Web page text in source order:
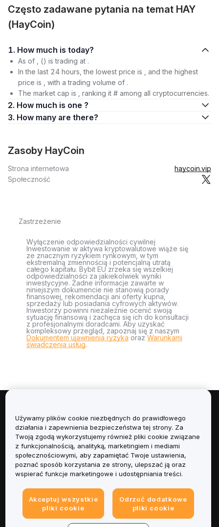
Często zadawane pytania na temat HAY
(HayCoin)
1. How much is today?
As of , () is trading at .
In the last 24 hours, the lowest price is , and the highest
price is , with a trading volume of .
The market cap is , ranking it # among all cryptocurrencies.
2. How much is one ?
3. How many are there?
Zasoby HayCoin
Strona internetowa
haycoin.vip
Społeczność
Zastrzeżenie
Wyłączenie odpowiedzialności cywilnej
Inwestowanie w aktywa kryptowalutowe wiąże się
ze znacznym ryzykiem rynkowym, w tym
ekstremalną zmiennością i potencjalną utratą
całego kapitału. Bybit EU zrzeka się wszelkiej
odpowiedzialności za jakiekolwiek wyniki
inwestycyjne. Żadne informacje zawarte w
niniejszym dokumencie nie stanowią porady
finansowej, rekomendacji ani oferty kupna,
sprzedaży lub posiadania cyfrowych aktywów.
Inwestorzy powinni niezależnie ocenić swoją
sytuację finansową i zachęca się ich do konsultacji
z profesjonalnymi doradcami. Aby uzyskać
kompleksowy przegląd, zapoznaj się z naszym
Dokumentem ujawnienia ryzyka orazWarunkami
świadczenia usług.
Informacje
Usługi
Obsługa Klienta
Informacje prawne
Używamy plików cookie niezbędnych do prawidłowego
działania i zapewnienia bezpieczeństwa tej strony. Za
Twoją zgodą wykorzystujemy również pliki cookie związane
z funkcjonalnością, analityką, marketingiem i mediami
społecznościowymi, aby zapamiętać Twoje ustawienia,
poznać sposób korzystania ze strony, ulepszać ją oraz
wspierać funkcje marketingowe i udostępniania treści.
Akceptuj wszystkie
pliki cookie
Odrzuć dodatkowe
pliki cookie